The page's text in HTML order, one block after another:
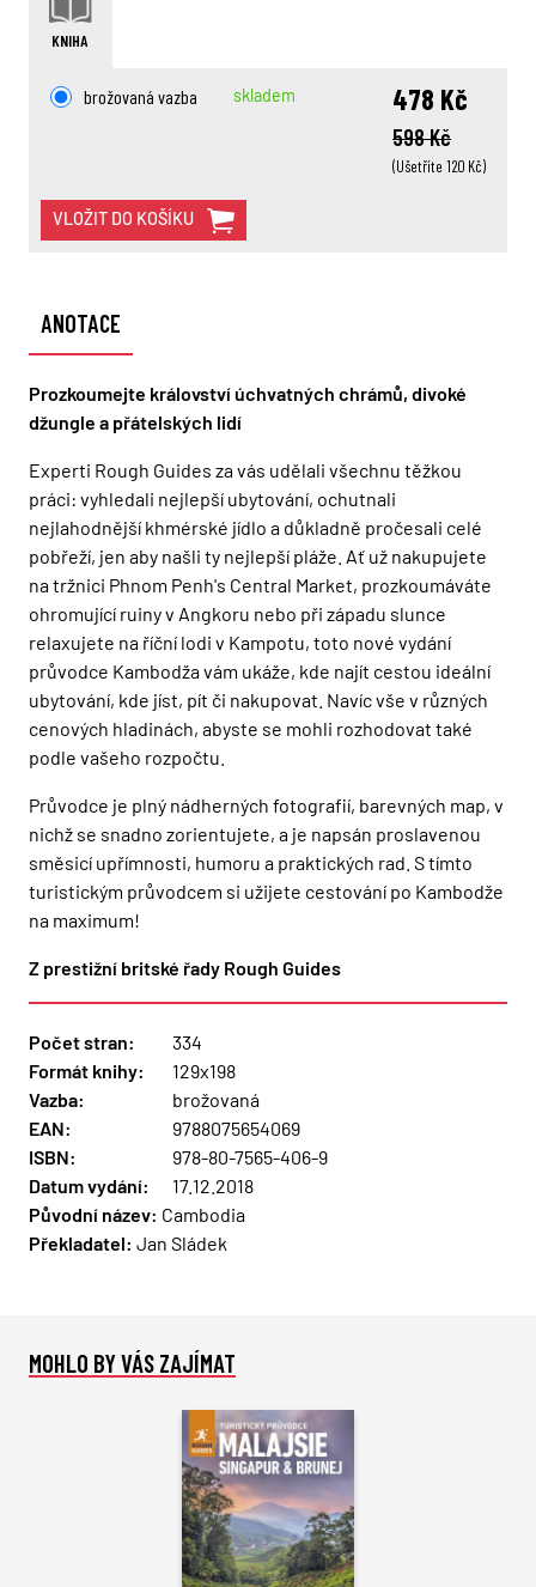
KNIHA
brožovaná vazba skladem
598 Kč
(Ušetříte 120 Kč)
478 Kč
VLOŽIT DO KOŠÍKU
ANOTACE
Prozkoumejte království úchvatných chrámů, divoké
džungle a přátelských lidí
Experti Rough Guides za vás udělali všechnu těžkou
práci: vyhledali nejlepší ubytování, ochutnali
nejlahodnější khmérské jídlo a důkladně pročesali celé
pobřeží, jen aby našli ty nejlepší pláže. Ať už nakupujete
na tržnici Phnom Penh's Central Market, prozkoumáváte
ohromující ruiny v Angkoru nebo při západu slunce
relaxujete na říční lodi v Kampotu, toto nové vydání
průvodce Kambodža vám ukáže, kde najít cestou ideální
ubytování, kde jíst, pít či nakupovat. Navíc vše v různých
cenových hladinách, abyste se mohli rozhodovat také
podle vašeho rozpočtu.
Průvodce je plný nádherných fotografií, barevných map, v
nichž se snadno zorientujete, a je napsán proslavenou
směsicí upřímnosti, humoru a praktických rad. S tímto
turistickým průvodcem si užijete cestování po Kambodže
na maximum!
Z prestižní britské řady Rough Guides
Počet stran:
334
Formát knihy:
129x198
Vazba:
brožovaná
EAN:
9788075654069
ISBN:
978-80-7565-406-9
Datum vydání:
17.12.2018
Původní název: Cambodia
Překladatel: Jan Sládek
MOHLO BY VÁS ZAJÍMAT